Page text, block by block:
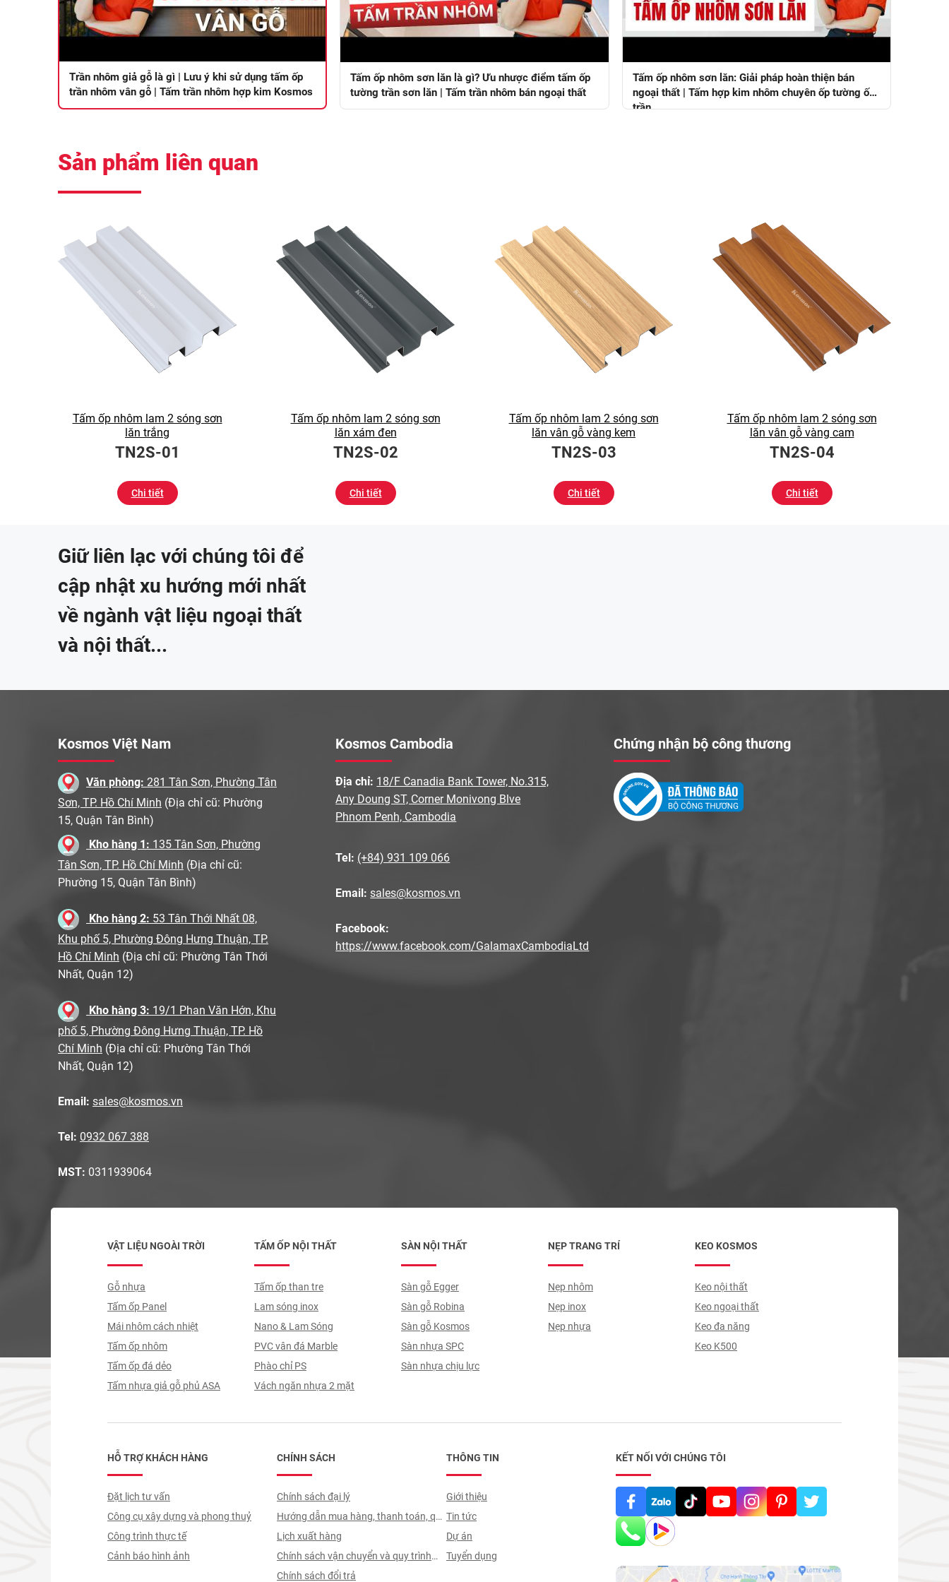
Trần nhôm giả gỗ là gì | Lưu ý khi sử dụng tấm ốp
trần nhôm vân gỗ | Tấm trần nhôm hợp kim Kosmos
Tấm ốp nhôm sơn lăn là gì? Ưu nhược điểm tấm ốp
tường trần sơn lăn | Tấm trần nhôm bán ngoại thất
Tấm ốp nhôm sơn lăn: Giải pháp hoàn thiện bán
ngoại thất | Tấm hợp kim nhôm chuyên ốp tường ốp
trần
Sản phẩm liên quan
Tấm ốp nhôm lam 2 sóng sơn
lăn trắng
TN2S-01
Chi tiết
Tấm ốp nhôm lam 2 sóng sơn
lăn xám đen
TN2S-02
Chi tiết
Tấm ốp nhôm lam 2 sóng sơn
lăn vân gỗ vàng kem
TN2S-03
Chi tiết
Tấm ốp nhôm lam 2 sóng sơn
lăn vân gỗ vàng cam
TN2S-04
Chi tiết
Giữ liên lạc với chúng tôi để
cập nhật xu hướng mới nhất
về ngành vật liệu ngoại thất
và nội thất...
Kosmos Việt Nam
Văn phòng: 281 Tân Sơn, Phường Tân
Sơn, TP. Hồ Chí Minh (Địa chỉ cũ: Phường
15, Quận Tân Bình)
Kho hàng 1: 135 Tân Sơn, Phường
Tân Sơn, TP. Hồ Chí Minh (Địa chỉ cũ:
Phường 15, Quận Tân Bình)
Kho hàng 2: 53 Tân Thới Nhất 08,
Khu phố 5, Phường Đông Hưng Thuận, TP.
Hồ Chí Minh (Địa chỉ cũ: Phường Tân Thới
Nhất, Quận 12)
Kho hàng 3: 19/1 Phan Văn Hớn, Khu
phố 5, Phường Đông Hưng Thuận, TP. Hồ
Chí Minh (Địa chỉ cũ: Phường Tân Thới
Nhất, Quận 12)
Email: sales@kosmos.vn
Tel: 0932 067 388
MST: 0311939064
Kosmos Cambodia
Địa chỉ: 18/F Canadia Bank Tower, No.315,
Any Doung ST, Corner Monivong Blve
Phnom Penh, Cambodia
Tel: (+84) 931 109 066
Email: sales@kosmos.vn
Facebook:
https://www.facebook.com/GalamaxCambodiaLtd
Chứng nhận bộ công thương
VẬT LIỆU NGOÀI TRỜI
Gỗ nhựa
Tấm ốp Panel
Mái nhôm cách nhiệt
Tấm ốp nhôm
Tấm ốp đá dẻo
Tấm nhựa giả gỗ phủ ASA
TẤM ỐP NỘI THẤT
Tấm ốp than tre
Lam sóng inox
Nano & Lam Sóng
PVC vân đá Marble
Phào chỉ PS
Vách ngăn nhựa 2 mặt
SÀN NỘI THẤT
Sàn gỗ Egger
Sàn gỗ Robina
Sàn gỗ Kosmos
Sàn nhựa SPC
Sàn nhựa chịu lực
NẸP TRANG TRÍ
Nẹp nhôm
Nẹp inox
Nẹp nhựa
KEO KOSMOS
Keo nội thất
Keo ngoại thất
Keo đa năng
Keo K500
HỖ TRỢ KHÁCH HÀNG
Đặt lịch tư vấn
Công cụ xây dựng và phong thuỷ
Công trình thực tế
Cảnh báo hình ảnh
CHÍNH SÁCH
Chính sách đại lý
Hướng dẫn mua hàng, thanh toán, quy
trình ký hợp đồng
Lịch xuất hàng
Chính sách vận chuyển và quy trình
giao nhận
Chính sách đổi trả
THÔNG TIN
Giới thiệu
Tin tức
Dự án
Tuyển dụng
KẾT NỐI VỚI CHÚNG TÔI